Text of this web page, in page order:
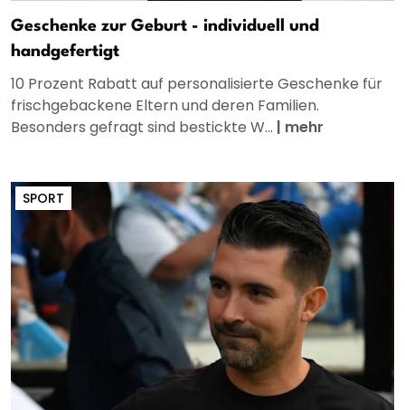
Geschenke zur Geburt - individuell und
handgefertigt
10 Prozent Rabatt auf personalisierte Geschenke für
frischgebackene Eltern und deren Familien.
Besonders gefragt sind bestickte W... | mehr
SPORT